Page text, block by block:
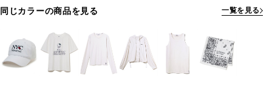
同じカラーの商品を見る 一覧を見る